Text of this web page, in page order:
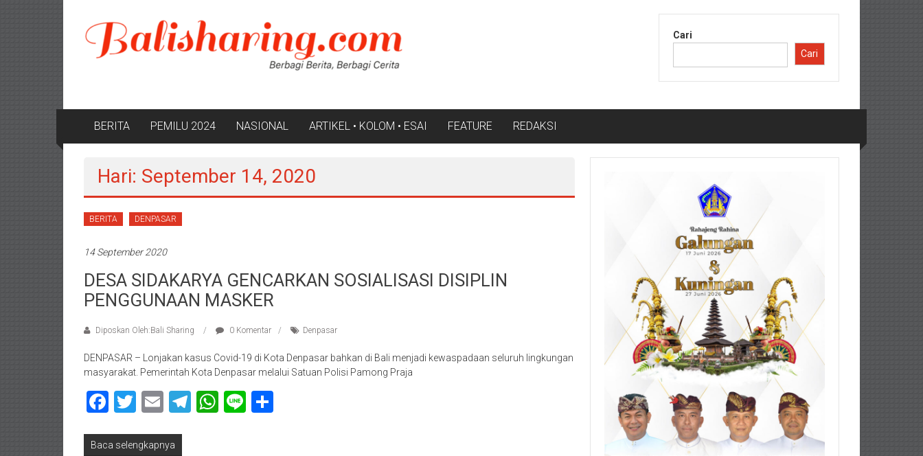
konten
Cari
Cari
BERITA PEMILU 2024 NASIONAL ARTIKEL • KOLOM • ESAI FEATURE REDAKSI
Hari: September 14, 2020
BERITA DENPASAR
14 September 2020
DESA SIDAKARYA GENCARKAN SOSIALISASI DISIPLIN
PENGGUNAAN MASKER
Diposkan Oleh:Bali Sharing 0 Komentar Denpasar
DENPASAR – Lonjakan kasus Covid-19 di Kota Denpasar bahkan di Bali menjadi kewaspadaan seluruh lingkungan
masyarakat. Pemerintah Kota Denpasar melalui Satuan Polisi Pamong Praja
Facebook
Twitter
EmailTelegram
WhatsApp
Line
Baca selengkapnya